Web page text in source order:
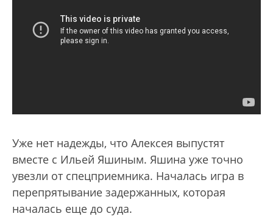
Уже нет надежды, что Алексея выпустят
вместе с Ильей Яшиным. Яшина уже точно
увезли от спецприемника. Началась игра в
перепрятывание задержанных, которая
началась еще до суда.